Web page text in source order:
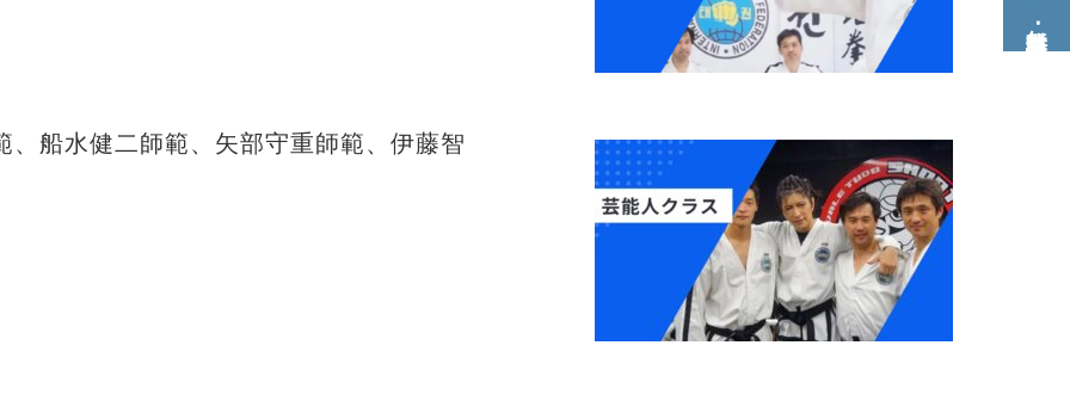
船水健二師範、矢部守重師範、伊藤智
無料体験･見学